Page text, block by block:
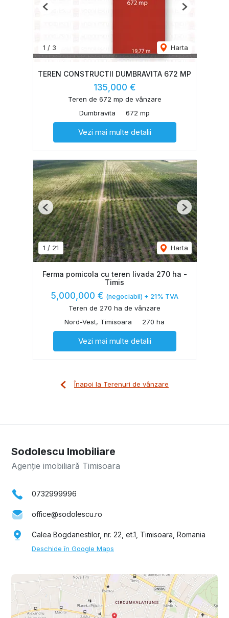
1 / 3 Harta
Previous Next
TEREN CONSTRUCTII DUMBRAVITA 672 MP
135,000 €
Teren de 672 mp de vânzare
Dumbravita
672 mp
Vezi mai multe detalii
1 / 21 Harta
Previous Next
Ferma pomicola cu teren livada 270 ha -
Timis
5,000,000 € (negociabil) + 21% TVA
Teren de 270 ha de vânzare
Nord-Vest, Timisoara
270 ha
Vezi mai multe detalii
Înapoi la Terenuri de vânzare
Sodolescu Imobiliare
Agenție imobiliară Timisoara
0732999996
office@sodolescu.ro
Calea Bogdanestilor, nr. 22, et.1, Timisoara, Romania
Deschide în Google Maps